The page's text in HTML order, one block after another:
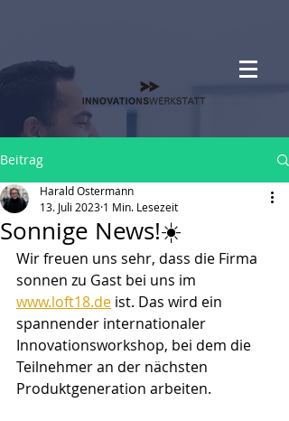
Beitrag
Sonnige News!☀️
Harald Ostermann
13. Juli 2023 1 Min. Lesezeit
Wir freuen uns sehr, dass die Firma
sonnen zu Gast bei uns im
www.loft18.de ist. Das wird ein
spannender internationaler
Innovationsworkshop, bei dem die
Teilnehmer an der nächsten
Produktgeneration arbeiten.